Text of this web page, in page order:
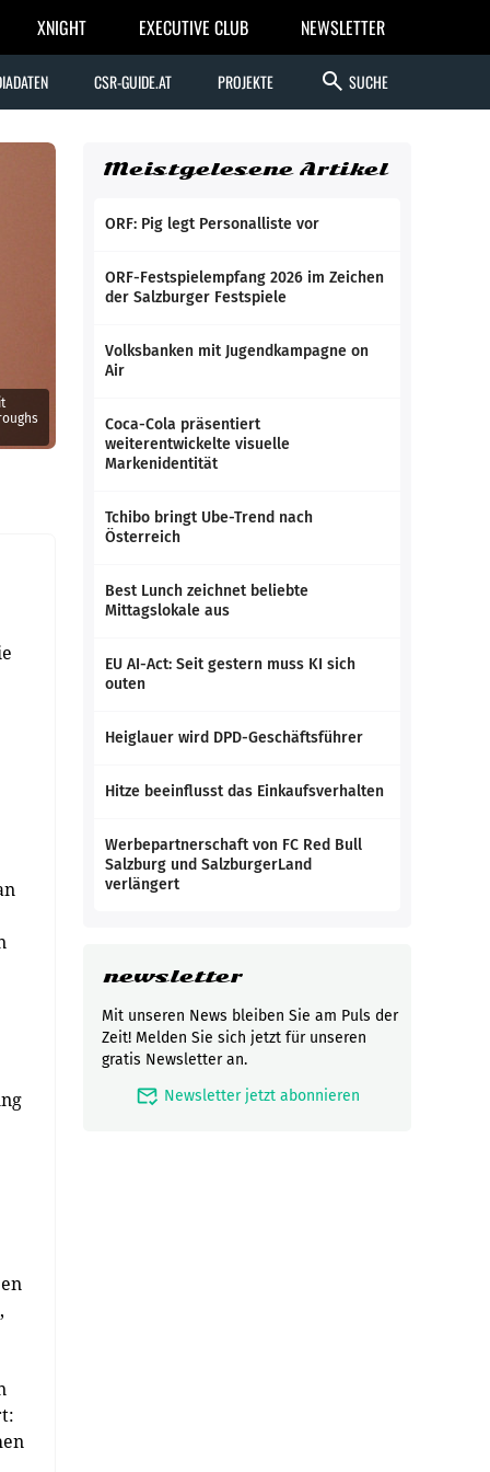
XNIGHT EXECUTIVE CLUB NEWSLETTER
CSR-GUIDE.AT PROJEKTE search SUCHE
Meistgelesene Artikel
ORF: Pig legt Personalliste vor
ORF-Festspielempfang 2026 im Zeichen
der Salzburger Festspiele
Volksbanken mit Jugendkampagne on
Air
Coca-Cola präsentiert
weiterentwickelte visuelle
Markenidentität
Tchibo bringt Ube-Trend nach
Österreich
Best Lunch zeichnet beliebte
Mittagslokale aus
EU AI-Act: Seit gestern muss KI sich
outen
Heiglauer wird DPD-Geschäftsführer
Hitze beeinflusst das Einkaufsverhalten
Werbepartnerschaft von FC Red Bull
Salzburg und SalzburgerLand
verlängert
newsletter
Mit unseren News bleiben Sie am Puls der
Zeit! Melden Sie sich jetzt für unseren
gratis Newsletter an.
mark_email_read Newsletter jetzt abonnieren